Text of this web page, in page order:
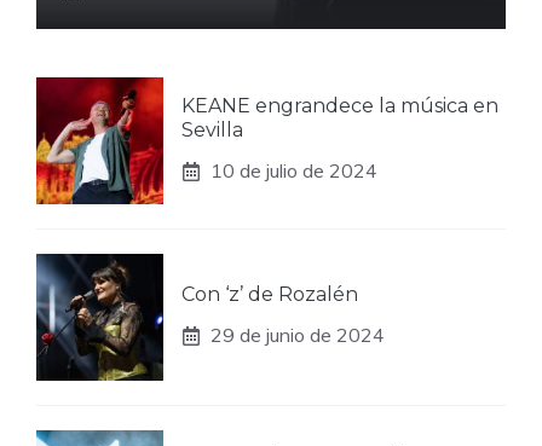
KEANE engrandece la música en
Sevilla
10 de julio de 2024
Con ‘z’ de Rozalén
29 de junio de 2024